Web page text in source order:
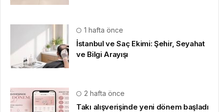
1 hafta önce
İstanbul ve Saç Ekimi: Şehir, Seyahat
ve Bilgi Arayışı
2 hafta önce
Takı alışverişinde yeni dönem başladı